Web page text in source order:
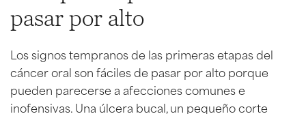
pasar por alto
Los signos tempranos de las primeras etapas del
cáncer oral son fáciles de pasar por alto porque
pueden parecerse a afecciones comunes e
inofensivas. Una úlcera bucal, un pequeño corte